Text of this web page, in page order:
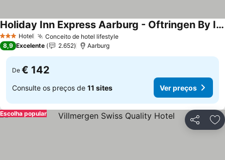
3 EstrelasHotel Conceito de hotel lifestyle
Holiday Inn Express Aarburg - Oftringen By Ihg
8,9 Excelente 2.652 Aarburg
De € 142
Consulte os preços de 11 sites Ver preços
Partilhar
Escolha popular